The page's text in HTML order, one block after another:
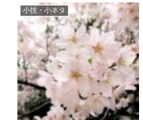
小技・小ネタ